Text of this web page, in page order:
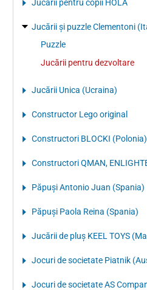
Jucării pentru copii HOLA
Jucării și puzzle Clementoni
Puzzle
Jucării pentru dezvoltare
Jucării Unica (Ucraina)
Constructor Lego original
Constructori BLOCKI (Polonia)
Constructori QMAN,
Păpuși Antonio Juan (Spania)
Păpuși Paola Reina (Spania)
Jucării de pluș KEEL TOYS
Jocuri de societate Piatnik
Jocuri de societate AS